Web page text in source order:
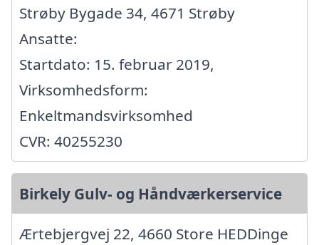
Strøby Bygade 34, 4671 Strøby
Ansatte:
Startdato: 15. februar 2019,
Virksomhedsform:
Enkeltmandsvirksomhed
CVR: 40255230
Birkely Gulv- og Håndværkerservice
Ærtebjergvej 22, 4660 Store HEDDinge